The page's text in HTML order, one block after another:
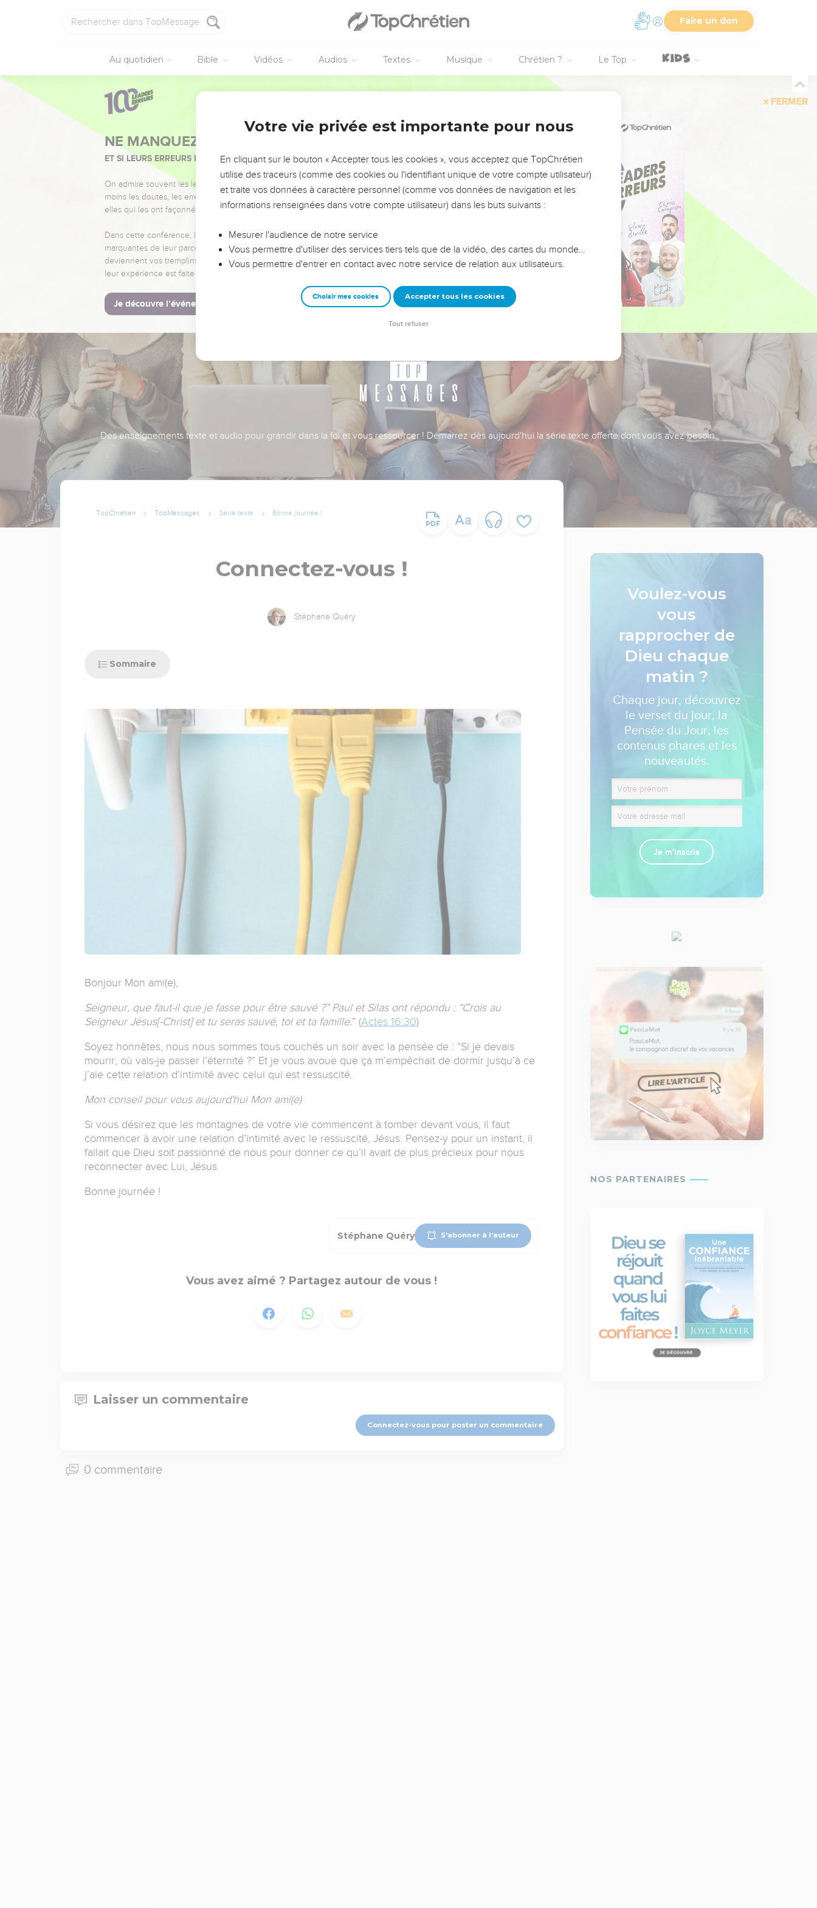
Faire un don
Au quotidien Bible Vidéos Audios Textes Musique Chrétien ? Le Top
FERMER
NE MANQUEZ PAS L’ÉVÉNEMENT DE L’ANNÉE !
ET SI LEURS ERREURS POUVAIENT VOUS ÉVITER LES VOTRES ?
On admire souvent les leaders pour leurs réussites, leur impact, leur foi ou leur vision. Mais on voit
moins les doutes, les erreurs et les saisons difficiles qu'ils ont traversés, alors même que ce sont
elles qui les ont façonnés.
Dans cette conférence, leaders, entrepreneurs, et responsables reviennent sur les erreurs
marquantes de leur parcours et les clés pour avancer avec plus de sagesse afin que leurs erreurs
deviennent vos tremplins. Que vous guidiez un ministère, une équipe, un groupe ou une famille,
leur expérience est faite pour vous.
Je découvre l’événement
Des enseignements texte et audio pour grandir dans la foi et vous ressourcer ! Démarrez dès aujourd'hui la série texte offerte dont vous avez besoin.
TopChrétien TopMessages Série texte Bonne journée !
Connectez-vous !
Stéphane Quéry
Sommaire
Bonjour Mon ami(e),
Seigneur, que faut-il que je fasse pour être sauvé ?” Paul et Silas ont répondu : “Crois au
Seigneur Jésus[-Christ] et tu seras sauvé, toi et ta famille.” (Actes 16:30)
Soyez honnêtes, nous nous sommes tous couchés un soir avec la pensée de : “Si je devais
mourir, où vais-je passer l’éternité ?” Et je vous avoue que ça m’empêchait de dormir jusqu’à ce
j’aie cette relation d’intimité avec celui qui est ressuscité.
Mon conseil pour vous aujourd'hui Mon ami(e)
Si vous désirez que les montagnes de votre vie commencent à tomber devant vous, il faut
commencer à avoir une relation d’intimité avec le ressuscité, Jésus. Pensez-y pour un instant, il
fallait que Dieu soit passionné de nous pour donner ce qu’il avait de plus précieux pour nous
reconnecter avec Lui, Jésus.
Bonne journée !
Stéphane Quéry S'abonner à l'auteur
Vous avez aimé ? Partagez autour de vous !
Laisser un commentaire
Connectez-vous pour poster un commentaire
0 commentaire
Voulez-vous
vous
rapprocher de
Dieu chaque
matin ?
Chaque jour, découvrez
le verset du jour, la
Pensée du Jour, les
contenus phares et les
nouveautés.
Je m'inscris
Votre vie privée est importante pour nous
En cliquant sur le bouton « Accepter tous les cookies », vous acceptez que TopChrétien
utilise des traceurs (comme des cookies ou l'identifiant unique de votre compte utilisateur)
et traite vos données à caractère personnel (comme vos données de navigation et les
informations renseignées dans votre compte utilisateur) dans les buts suivants :
Mesurer l'audience de notre service
Vous permettre d'utiliser des services tiers tels que de la vidéo, des cartes du monde…
Vous permettre d'entrer en contact avec notre service de relation aux utilisateurs.
Choisir mes cookies Accepter tous les cookies
Tout refuser